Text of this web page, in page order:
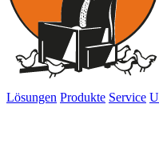
Lösungen Produkte Service